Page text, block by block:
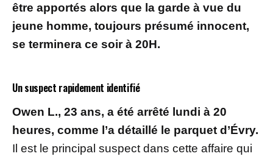
être apportés alors que la garde à vue du
jeune homme, toujours présumé innocent,
se terminera ce soir à 20H.
Un suspect rapidement identifié
Owen L., 23 ans, a été arrêté lundi à 20
heures, comme l’a détaillé le parquet d’Évry.
Il est le principal suspect dans cette affaire qui